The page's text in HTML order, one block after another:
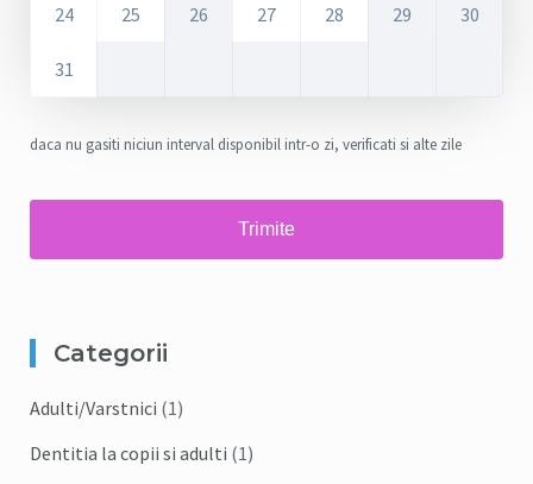
24 25 26 27 28 29 30
31
daca nu gasiti niciun interval disponibil intr-o zi, verificati si alte zile
Categorii
Adulti/Varstnici (1)
Dentitia la copii si adulti (1)